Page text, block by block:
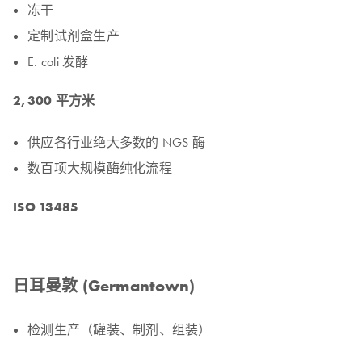
冻干
定制试剂盒生产
E. coli 发酵
2,300 平方米
供应各行业绝大多数的 NGS 酶
数百项大规模酶纯化流程
ISO 13485
日耳曼敦 (Germantown)
检测生产（罐装、制剂、组装）